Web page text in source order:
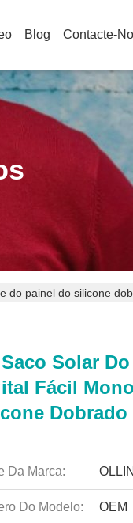
Blog Contacte-
do painel do silicone
Solar
Fácil
Dobrado
Da Marca:
Do Modelo: OEM